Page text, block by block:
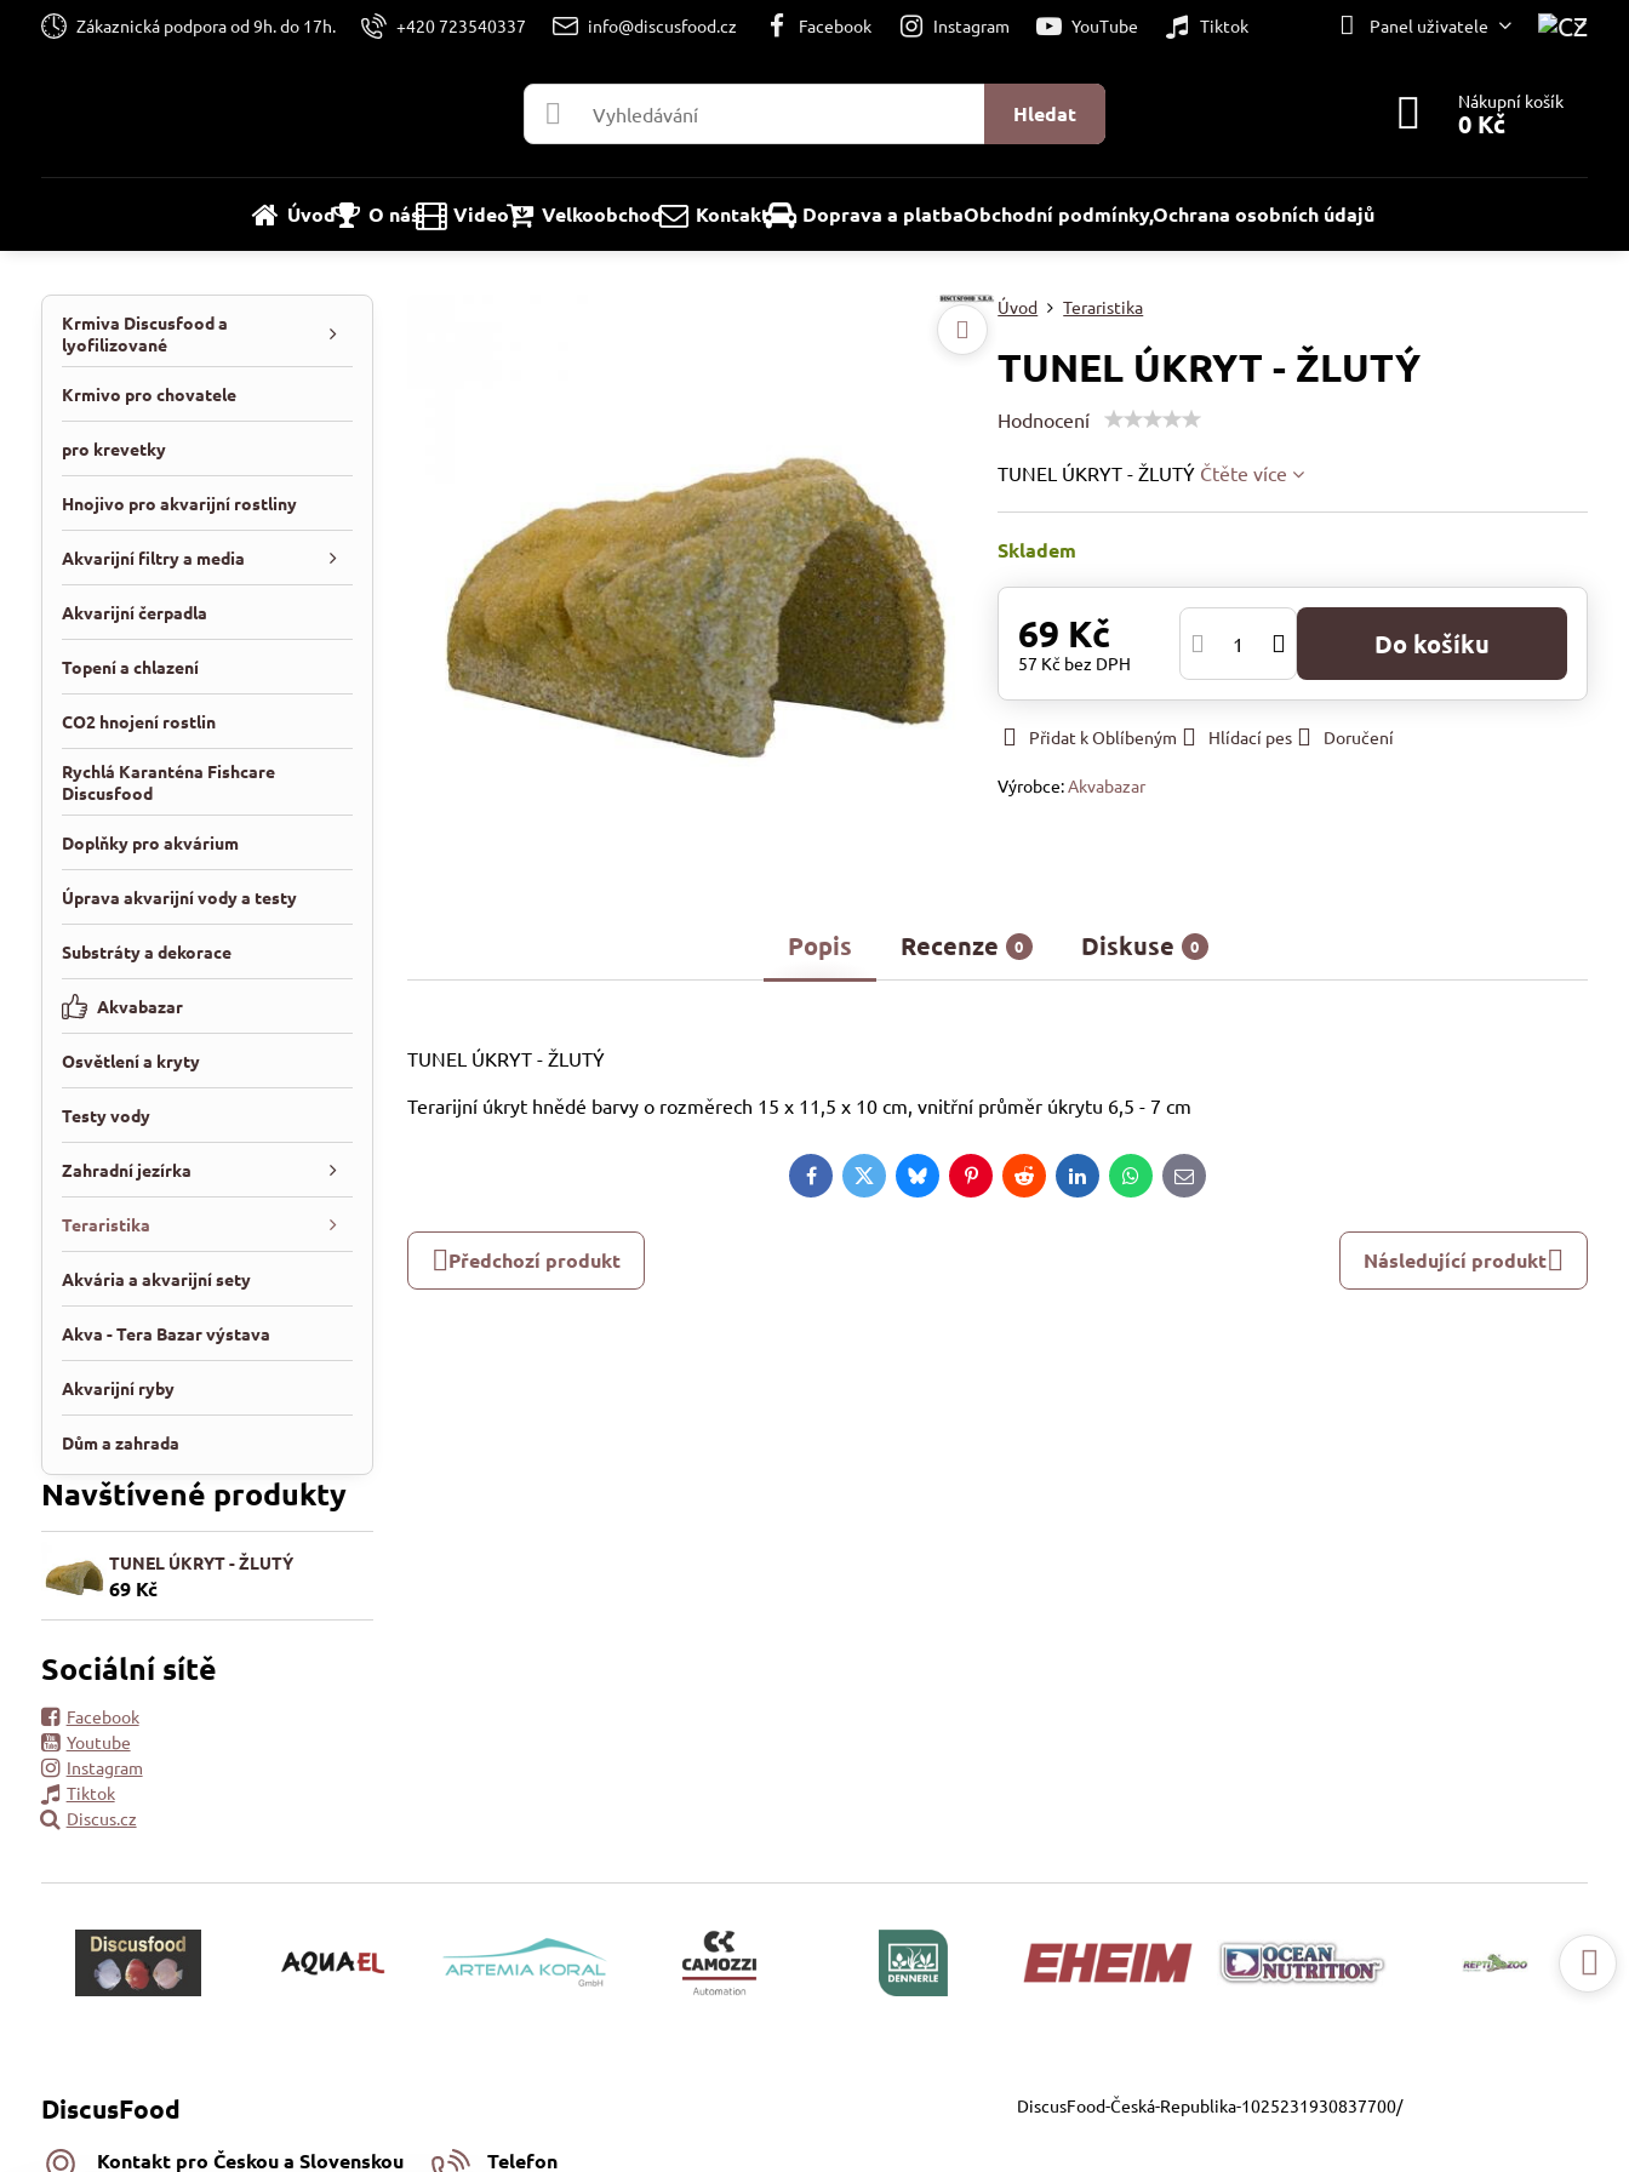
Zákaznická podpora od 9h. do 17h. +420 723540337 info@discusfood.cz Facebook Instagram YouTube Tiktok Panel uživatele
Hledat Nákupní košík
0 Kč
Úvod O nás Video Velkoobchod Kontakt Doprava a platbaObchodní podmínky,Ochrana osobních údajů
Úvod Teraristika
TUNEL ÚKRYT - ŽLUTÝ
Hodnocení
TUNEL ÚKRYT - ŽLUTÝ Čtěte více
Skladem
69 Kč
57 Kč bez DPH
Do košíku
Přidat k Oblíbeným Hlídací pes Doručení
Výrobce:Akvabazar
Popis Recenze 0 Diskuse 0
TUNEL ÚKRYT - ŽLUTÝ
Terarijní úkryt hnědé barvy o rozměrech 15 x 11,5 x 10 cm, vnitřní průměr úkrytu 6,5 - 7 cm
FacebookTwitterBlueskyPinterestRedditLinkedInWhatsApp
E-
mail
Předchozí produkt Následující produkt
Krmiva Discusfood a
lyofilizované
Krmivo pro chovatele
pro krevetky
Hnojivo pro akvarijní rostliny
Akvarijní filtry a media
Akvarijní čerpadla
Topení a chlazení
CO2 hnojení rostlin
Rychlá Karanténa Fishcare
Discusfood
Doplňky pro akvárium
Úprava akvarijní vody a testy
Substráty a dekorace
Akvabazar
Osvětlení a kryty
Testy vody
Zahradní jezírka
Teraristika
Akvária a akvarijní sety
Akva - Tera Bazar výstava
Akvarijní ryby
Dům a zahrada
Navštívené produkty
TUNEL ÚKRYT - ŽLUTÝ
69 Kč
Sociální sítě
Facebook
Youtube
Instagram
Tiktok
Discus.cz
DiscusFood
Kontakt pro Českou a Slovenskou Telefon
DiscusFood-Česká-Republika-1025231930837700/